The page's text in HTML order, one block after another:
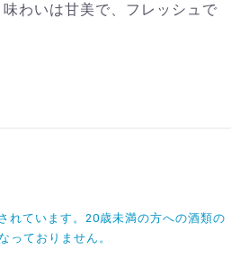
わいは甘美で、フレッシュで
れています。20歳未満の方への酒類の
っておりません。